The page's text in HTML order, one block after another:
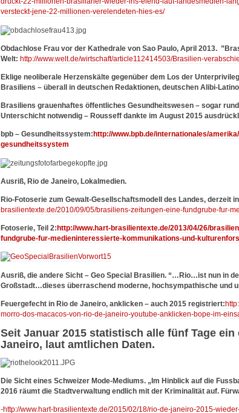
versteckt-jene-22-millionen-verelendeten-hies-es/
Obdachlose Frau vor der Kathedrale von Sao Paulo, April 2013.
Welt: http://www.welt.de/wirtschaft/article112414503/Brasilien-
Eklige neoliberale Herzenskälte gegenüber dem Los der
Brasiliens – überall in deutschen Redaktionen, deutschen Alibi-
Brasiliens grauenhaftes öffentliches Gesundheitswesen – sogar
Unterschicht notwendig – Rousseff dankte im August 2015
bpb – Gesundheitssystem: http://www.bpb.de/internationales/
gesundheitssystem
Ausriß, Rio de Janeiro, Lokalmedien.
Rio-Fotoserie zum Gewalt-Gesellschaftsmodell des Landes, derzeit
brasilientexte.de/2010/09/05/brasiliens-zeitungen-eine-fundgrube-fur-
Fotoserie, Teil 2: http://www.hart-brasilientexte.de/2013/04/26/
fundgrube-fur-medieninteressierte-kommunikations-und-
Ausriß, die andere Sicht – Geo Special Brasilien. “…Rio…ist nun in
Großstadt…dieses überraschend moderne, hochsympathische und
Feuergefecht in Rio de Janeiro, anklicken – auch 2015 registriert:
morro-dos-macacos-von-rio-de-janeiro-youtube-anklicken-bope-im-
Seit Januar 2015 statistisch alle fünf Tage
Janeiro, laut amtlichen Daten.
Die Sicht eines Schweizer Mode-Mediums. „Im Hinblick auf die
2016 räumt die Stadtverwaltung endlich mit der Kriminalität auf.
-http://www.hart-brasilientexte.de/2015/02/18/rio-de-janeiro-2015-